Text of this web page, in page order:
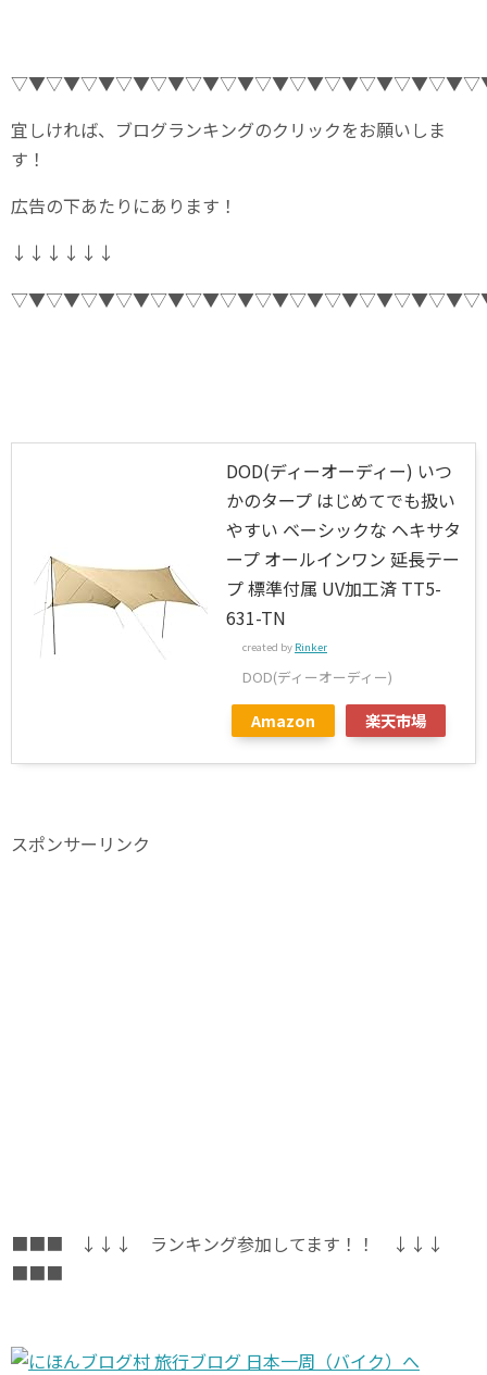
宜しければ、ブログランキングのクリックをお願いしま
す！
広告の下あたりにあります！
↓↓↓↓↓↓
DOD(ディーオーディー) いつ
かのタープ はじめてでも扱い
やすい ベーシックな ヘキサタ
ープ オールインワン 延長テー
プ 標準付属 UV加工済 TT5-
631-TN
created by Rinker
DOD(ディーオーディー)
Amazon 楽天市場
スポンサーリンク
■■■ ↓↓↓ ランキング参加してます！！ ↓↓↓
■■■